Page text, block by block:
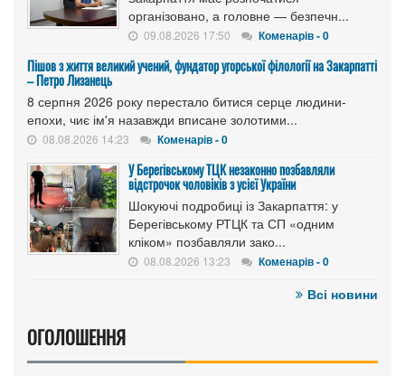
організовано, а головне — безпечн...
09.08.2026 17:50 Коменарів - 0
Пішов з життя великий учений, фундатор угорської філології на Закарпатті
– Петро Лизанець
8 серпня 2026 року перестало битися серце людини-
епохи, чиє ім'я назавжди вписане золотими...
08.08.2026 14:23 Коменарів - 0
У Берегівському ТЦК незаконно позбавляли
відстрочок чоловіків з усієї України
Шокуючі подробиці із Закарпаття: у
Берегівському РТЦК та СП «одним
кліком» позбавляли зако...
08.08.2026 13:23 Коменарів - 0
Всі новини
ОГОЛОШЕННЯ